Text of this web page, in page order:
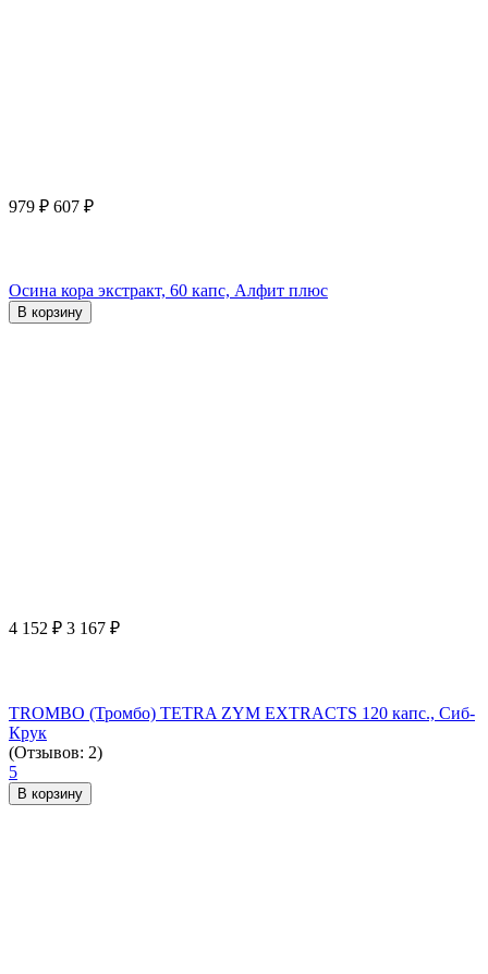
979 ₽ 607 ₽
Осина кора экстракт, 60 капс, Алфит плюс
В корзину
4 152 ₽ 3 167 ₽
TROMBO (Тромбо) TETRA ZYM EXTRACTS 120 капс., Сиб-
Крук
(Отзывов: 2)
5
В корзину